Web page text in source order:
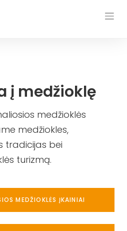
į medžioklę
medžioklės
medžiokles,
tradicijas bei
turizmą.
MEDŽIOKLĖS ĮKAINIAI